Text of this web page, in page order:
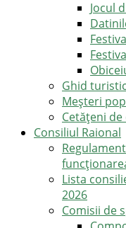
Jocul
Ghid turistic
Meşteri
Cetățeni
Consiliul Raional
Lista
2026
Comisii de